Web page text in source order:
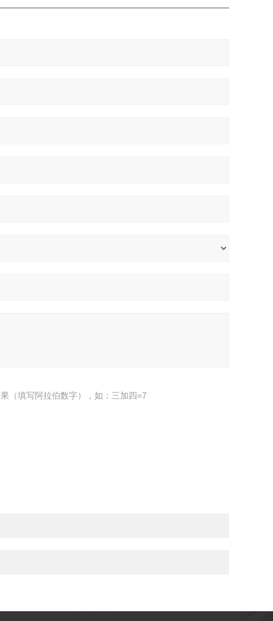
（填写阿拉伯数字），如：三加四=7